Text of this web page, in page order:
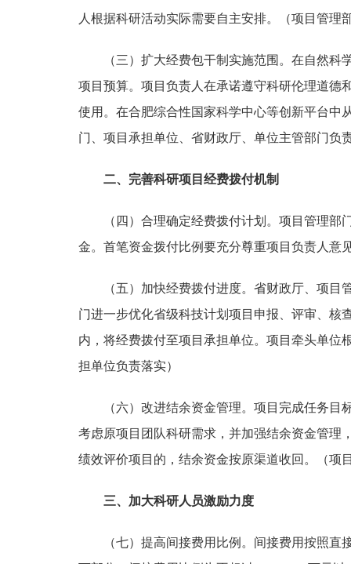
人根据科研活动实际需要自主安排。
（项目管理
（三）扩大经费包干制实施范围。 在自然科
项目预算。项目负责人在承诺遵守科研伦理道德
使用。在合肥综合性国家科学中心等创新平台中
门、项目承担单位、省财政厅、单位主管部门负
二、完善科研项目经费拨付机制
（四）合理确定经费拨付计划。 项目管理部
金。首笔资金拨付比例要充分尊重项目负责人意
（五）加快经费拨付进度。 省财政厅、项目
门进一步优化省级科技计划项目申报、评审、核
内，将经费拨付至项目承担单位。项目牵头单位
担单位负责落实）
（六）改进结余资金管理。 项目完成任务目
考虑原项目团队科研需求，并加强结余资金管理
绩效评价项目的，结余资金按原渠道收回。
（项
三、加大科研人员激励力度
（七）提高间接费用比例。 间接费用按照直